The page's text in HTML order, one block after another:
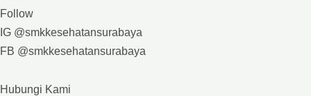
Follow
IG @smkkesehatansurabaya
FB @smkkesehatansurabaya
Hubungi Kami